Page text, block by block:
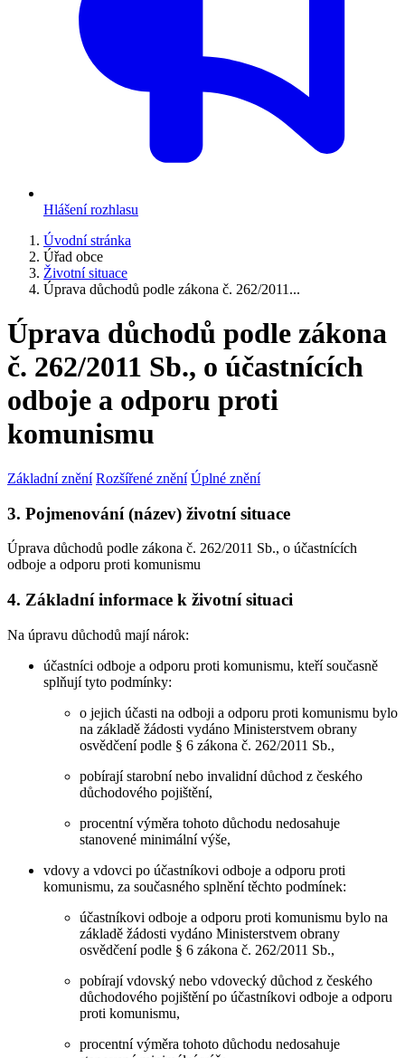
Hlášení rozhlasu
Úvodní stránka
Úřad obce
Životní situace
Úprava důchodů podle zákona č. 262/2011...
Úprava důchodů podle zákona
č. 262/2011 Sb., o účastnících
odboje a odporu proti
komunismu
Základní znění Rozšířené znění Úplné znění
3. Pojmenování (název) životní situace
Úprava důchodů podle zákona č. 262/2011 Sb., o účastnících
odboje a odporu proti komunismu
4. Základní informace k životní situaci
Na úpravu důchodů mají nárok:
účastníci odboje a odporu proti komunismu, kteří současně
splňují tyto podmínky:
o jejich účasti na odboji a odporu proti komunismu bylo
na základě žádosti vydáno Ministerstvem obrany
osvědčení podle § 6 zákona č. 262/2011 Sb.,
pobírají starobní nebo invalidní důchod z českého
důchodového pojištění,
procentní výměra tohoto důchodu nedosahuje
stanovené minimální výše,
vdovy a vdovci po účastníkovi odboje a odporu proti
komunismu, za současného splnění těchto podmínek:
účastníkovi odboje a odporu proti komunismu bylo na
základě žádosti vydáno Ministerstvem obrany
osvědčení podle § 6 zákona č. 262/2011 Sb.,
pobírají vdovský nebo vdovecký důchod z českého
důchodového pojištění po účastníkovi odboje a odporu
proti komunismu,
procentní výměra tohoto důchodu nedosahuje